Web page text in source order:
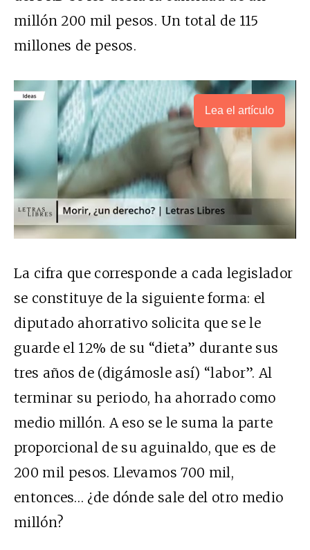
millón 200 mil pesos. Un total de 115
millones de pesos.
Lea el artículo
La cifra que corresponde a cada legislador
se constituye de la siguiente forma: el
diputado ahorrativo solicita que se le
guarde el 12% de su “dieta” durante sus
tres años de (digámosle así) “labor”. Al
terminar su periodo, ha ahorrado como
medio millón. A eso se le suma la parte
proporcional de su aguinaldo, que es de
200 mil pesos. Llevamos 700 mil,
entonces… ¿de dónde sale del otro medio
millón?